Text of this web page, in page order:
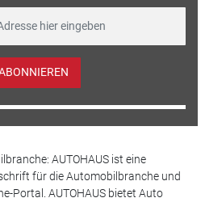
AUTOHAUS ist eine
für die Automobilbranche und
Portal. AUTOHAUS bietet Auto